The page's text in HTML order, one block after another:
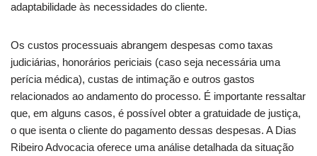
adaptabilidade às necessidades do cliente.
Os custos processuais abrangem despesas como taxas
judiciárias, honorários periciais (caso seja necessária uma
perícia médica), custas de intimação e outros gastos
relacionados ao andamento do processo. É importante ressaltar
que, em alguns casos, é possível obter a gratuidade de justiça,
o que isenta o cliente do pagamento dessas despesas. A Dias
Ribeiro Advocacia oferece uma análise detalhada da situação